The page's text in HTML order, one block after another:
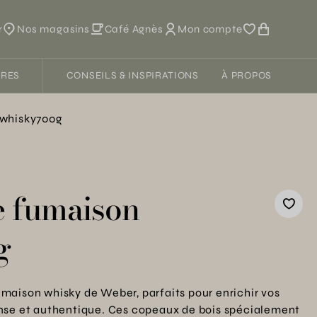
Nos magasins Café Agnès Mon compte
CONSEILS & INSPIRATIONS À PROPOS
fumaison
whisky de Weber, parfaits pour enrichir vos
et authentique. Ces copeaux de bois spécialement